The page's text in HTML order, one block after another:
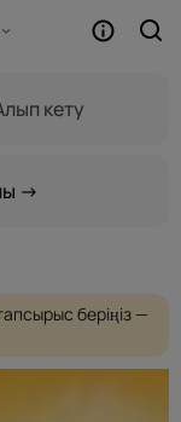
кету
→
беріңіз —